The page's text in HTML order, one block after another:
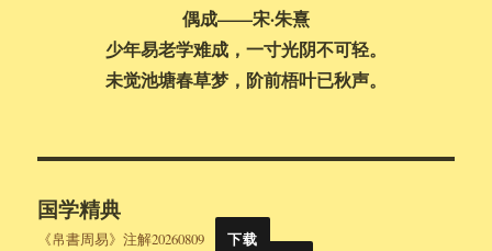
偶成——宋·朱熹
少年易老学难成，一寸光阴不可轻。
未觉池塘春草梦，阶前梧叶已秋声。
国学精典
《帛書周易》注解20260809
下载